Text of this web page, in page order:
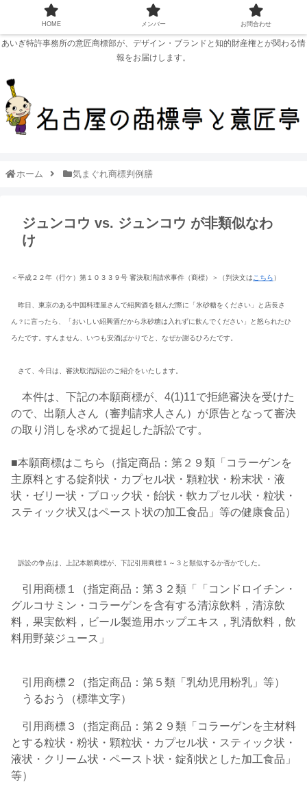
あいぎ特許事務所の意匠商標部が、デザイン・ブランドと知的財産権とが関わる情
報をお届けします。
ホーム 気まぐれ商標判例膳
ジュンコウ vs. ジュンコウ が非類似なわ
け
＜平成２２年（行ケ）第１０３３９号 審決取消請求事件（商標）＞（判決文は こちら）
昨日、東京のある中国料理屋さんで紹興酒を頼んだ際に「氷砂糖をください」と店長さ
ん ？ に言ったら、「おいしい紹興酒だから氷砂糖は入れずに飲んでください」と怒られたひ
ろたです。すんません、いつも安酒ばかりでと、なぜか謝るひろたです。
さて、今日は、審決取消訴訟のご紹介をいたします。
本件は、下記の本願商標が、4(1)11で拒絶審決を受けた
ので、出願人さん（審判請求人さん）が原告となって審決
の取り消しを求めて提起した訴訟です。
■本願商標はこちら（指定商品：第２９類「コラーゲンを
主原料とする錠剤状・カプセル状・顆粒状・粉末状・液
状・ゼリー状・ブロック状・飴状・軟カプセル状・粒状・
スティック状又はペースト状の加工食品」等の健康食品）
訴訟の争点は、上記本願商標が、下記引用商標１～３と類似するか否かでした。
引用商標１（指定商品：第３２類「「コンドロイチン・
グルコサミン・コラーゲンを含有する清涼飲料，清涼飲
料，果実飲料，ビール製造用ホップエキス，乳清飲料，飲
料用野菜ジュース」
引用商標２（指定商品：第５類「乳幼児用粉乳」等）
うるおう
（標準文字）
引用商標３（指定商品：第２９類「コラーゲンを主材料
とする粒状・粉状・顆粒状・カプセル状・スティック状・
液状・クリーム状・ペースト状・錠剤状とした加工食品」
等）
HOME メンバー お問合わせ